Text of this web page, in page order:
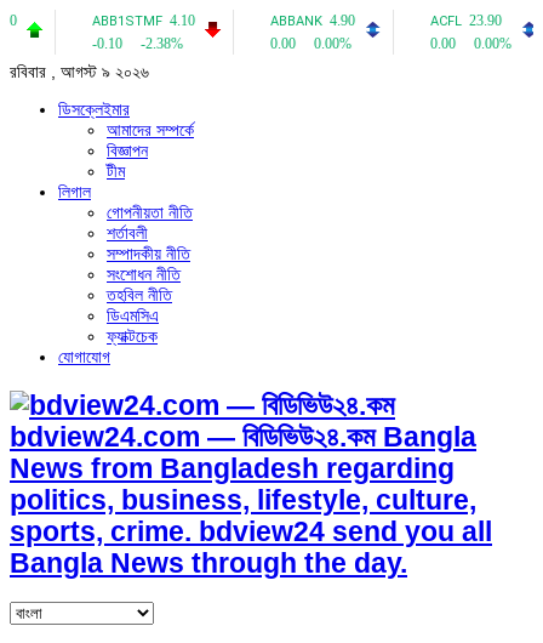
রবিবার , আগস্ট ৯ ২০২৬
ডিসক্লেইমার
আমাদের সম্পর্কে
বিজ্ঞাপন
টীম
লিগাল
গোপনীয়তা নীতি
শর্তাবলী
সম্পাদকীয় নীতি
সংশোধন নীতি
তহবিল নীতি
ডিএমসিএ
ফ্যাক্টচেক
যোগাযোগ
bdview24.com — বিডিভিউ২৪.কম Bangla
News from Bangladesh regarding
politics, business, lifestyle, culture,
sports, crime. bdview24 send you all
Bangla News through the day.